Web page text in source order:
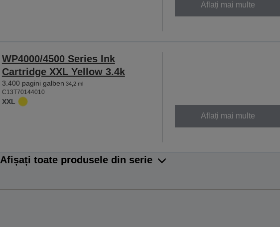
Aflați mai multe
WP4000/4500 Series Ink
Cartridge XXL Yellow 3.4k
3.400 pagini galben 34,2 ml
C13T70144010
XXL
Aflați mai multe
Afișați toate produsele din serie